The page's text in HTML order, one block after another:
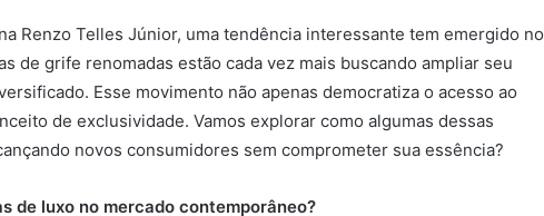
Renzo Telles Júnior, uma tendência interessante tem emergido no
de grife renomadas estão cada vez mais buscando ampliar seu
Esse movimento não apenas democratiza o acesso ao
de exclusividade. Vamos explorar como algumas dessas
novos consumidores sem comprometer sua essência?
de luxo no mercado contemporâneo?